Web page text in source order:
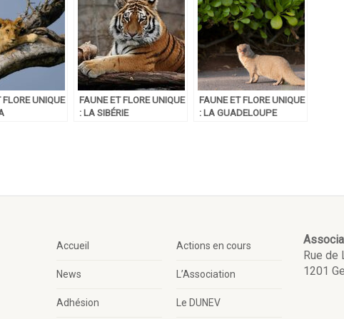
FLORE UNIQUE
FAUNE ET FLORE UNIQUE
: LA SIBÉRIE
FAUNE ET FLORE UNIQUE
: LA GUADELOUPE
Accueil Actions en cours
News L’Association
Adhésion Le DUNEV
Rue de
1201